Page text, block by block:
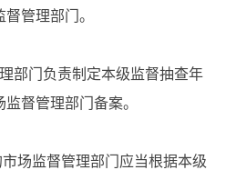
管理部门。
部门负责制定本级监督抽查年
督管理部门备案。
场监督管理部门应当根据本级